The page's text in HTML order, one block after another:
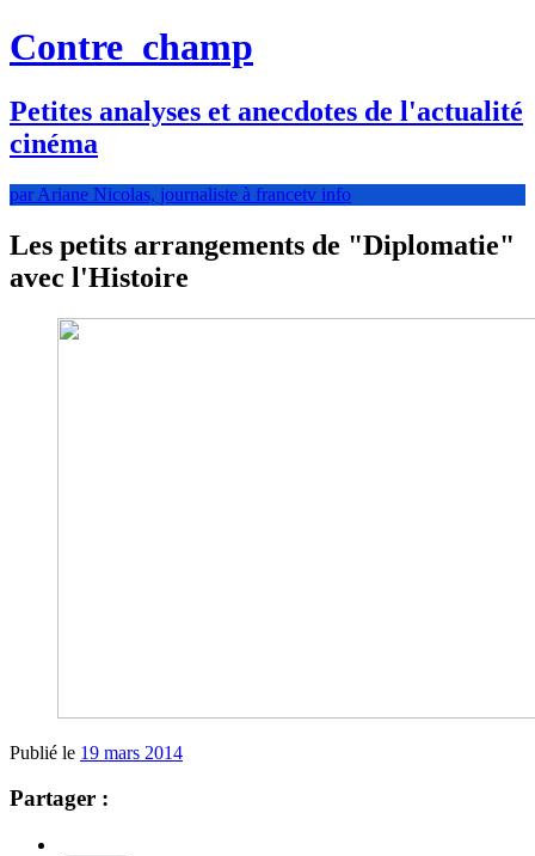
Contre champ
Petites analyses et anecdotes de l'actualité
cinéma
par Ariane Nicolas, journaliste à francetv info
Les petits arrangements de "Diplomatie"
avec l'Histoire
Publié le 19 mars 2014
Partager :